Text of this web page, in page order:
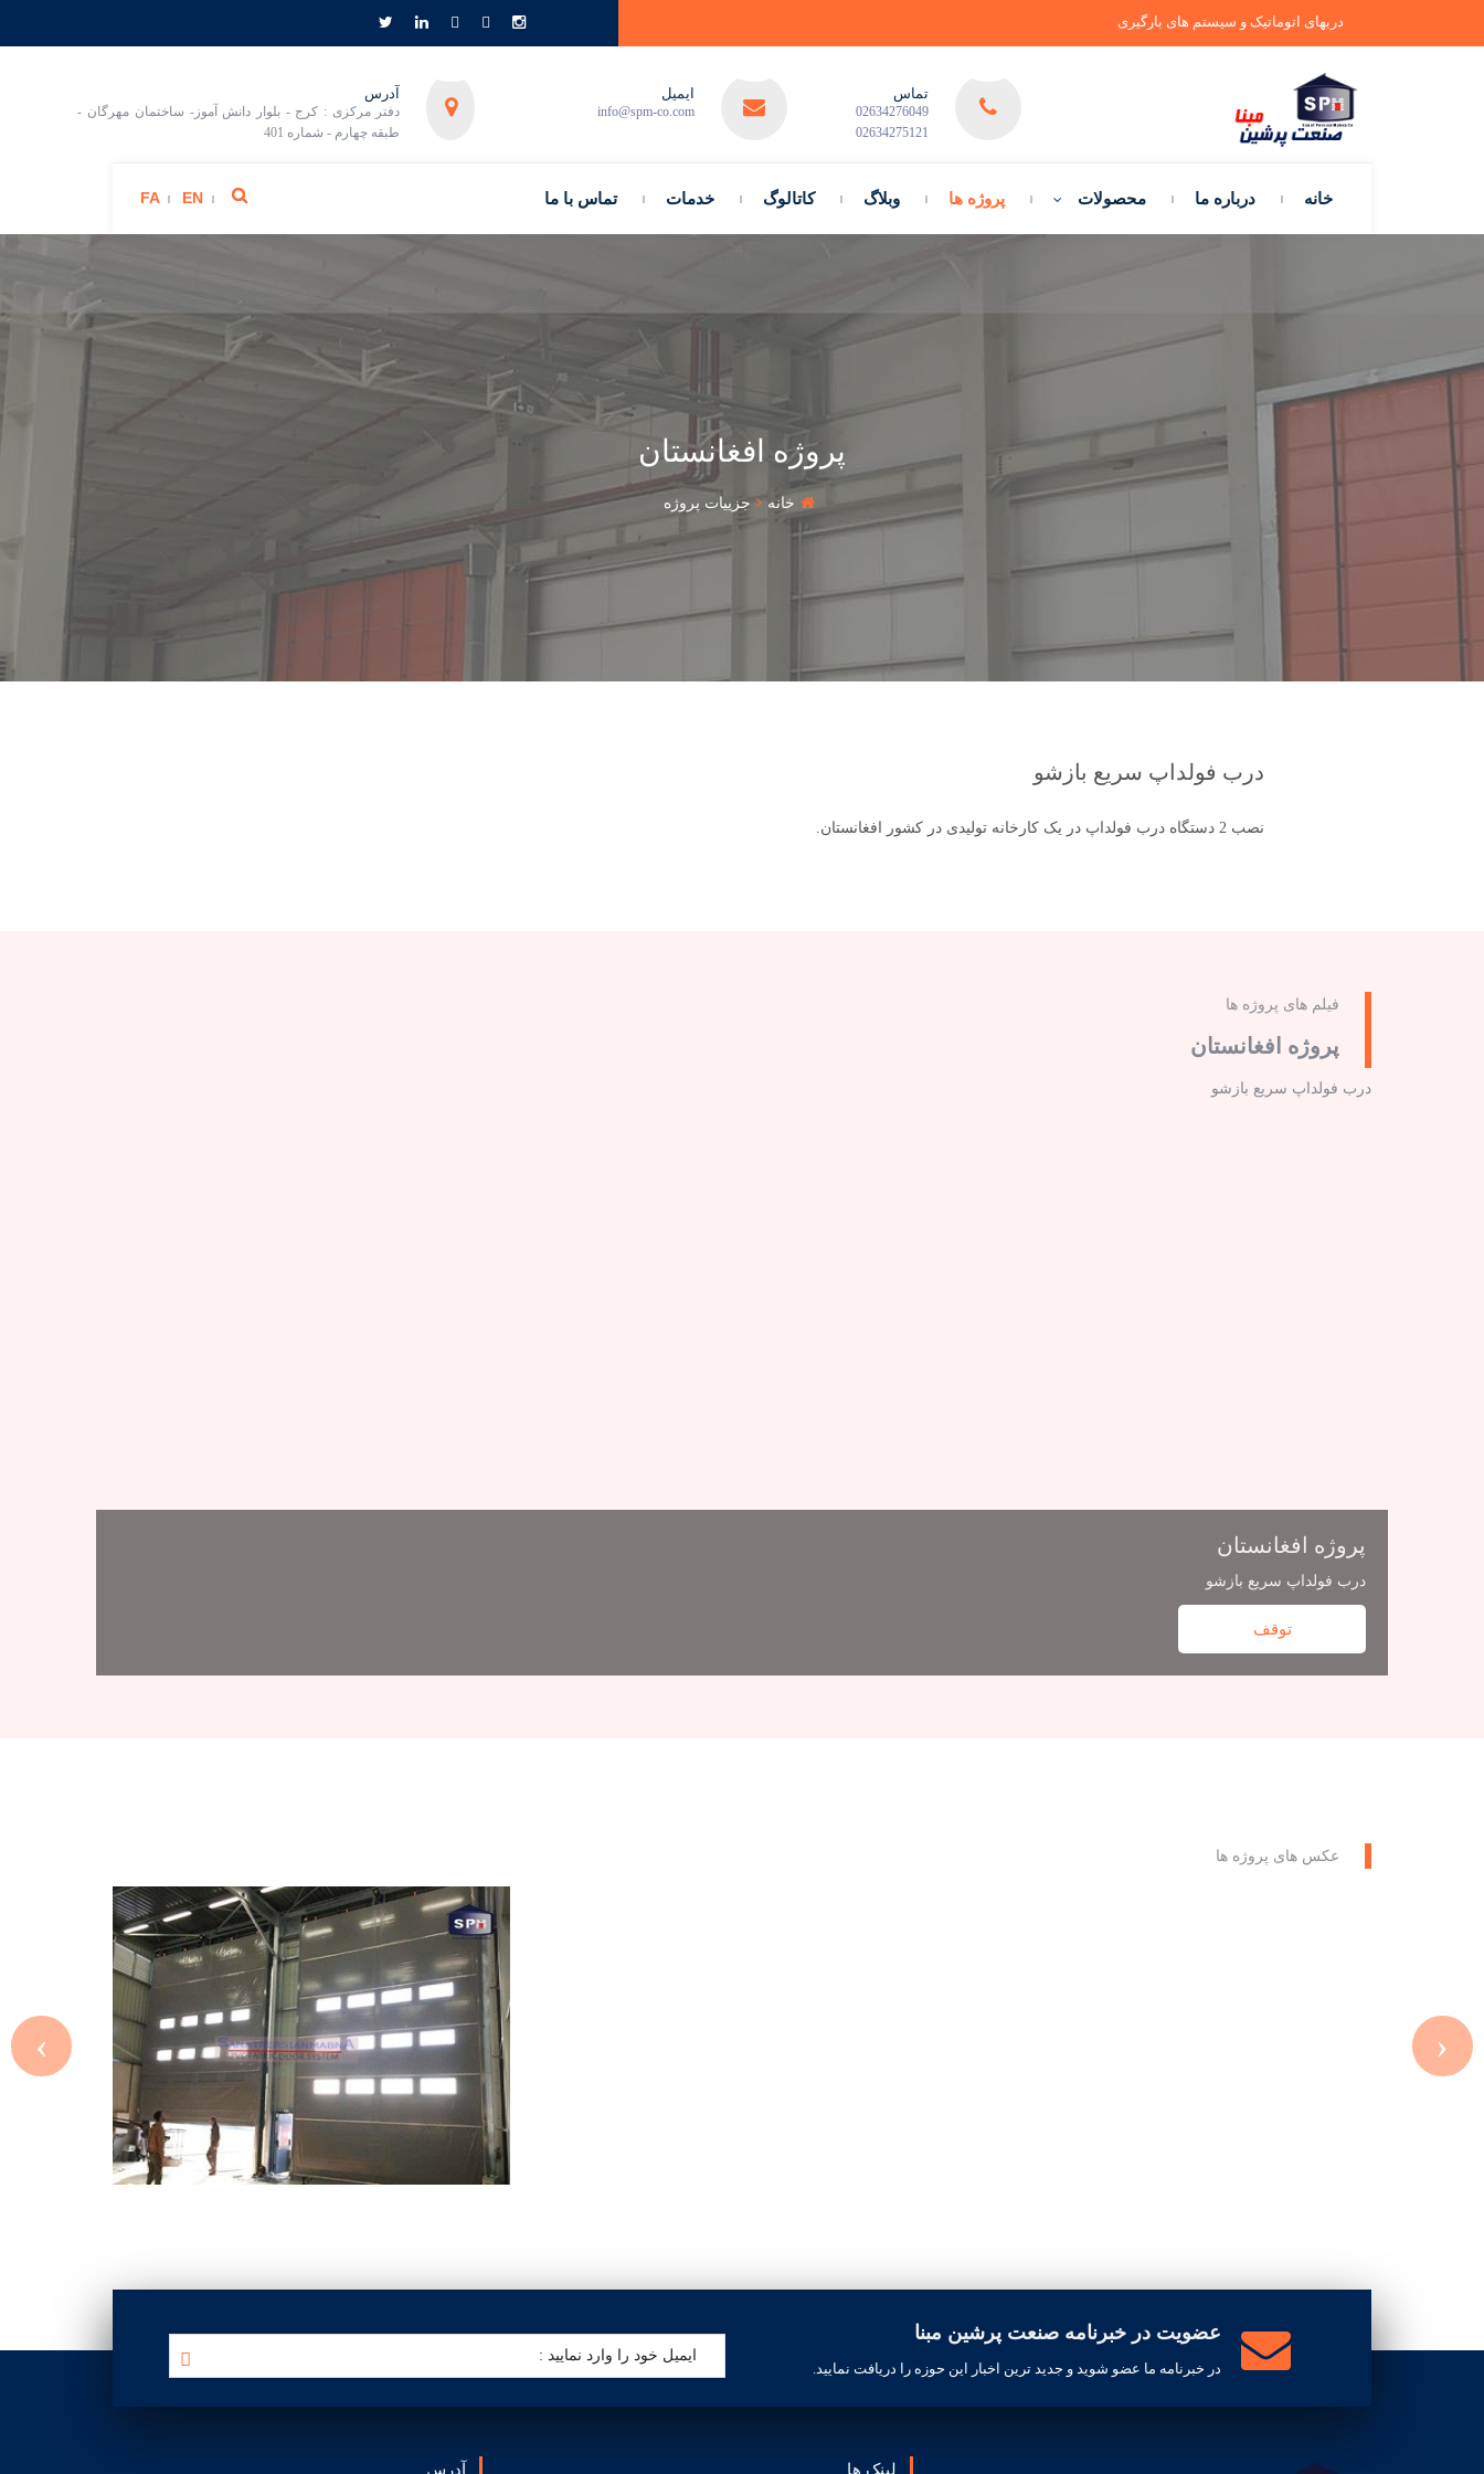
دربهای اتوماتیک و سیستم های بارگیری
تماس
02634276049
02634275121
ایمیل
info@spm-co.com
آدرس
دفتر مرکزی : کرج - بلوار دانش آموز- ساختمان مهرگان -
طبقه چهارم - شماره 401
خانه درباره ما محصولات پروژه ها وبلاگ کاتالوگ خدمات تماس با ما EN
FA
پروژه افغانستان
خانه جزییات پروژه
درب فولداپ سریع بازشو
نصب 2 دستگاه درب فولداپ در یک کارخانه تولیدی در کشور افغانستان.
فیلم های پروژه ها
پروژه افغانستان
درب فولداپ سریع بازشو
پروژه افغانستان
درب فولداپ سریع بازشو
توقف
عکس های پروژه ها
‹ ›
عضویت در خبرنامه صنعت پرشین مبنا
در خبرنامه ما عضو شوید و جدید ترین اخبار این حوزه را دریافت نمایید.
لینک ها آدرس